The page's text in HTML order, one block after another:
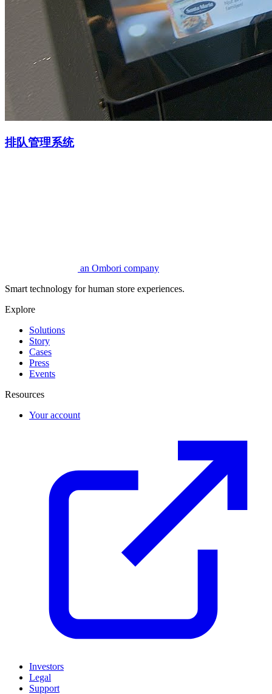
排队管理系统
an Ombori company
Smart technology for human store experiences.
Explore
Solutions
Story
Cases
Press
Events
Resources
Your account
Investors
Legal
Support